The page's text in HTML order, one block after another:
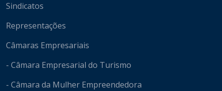
Sindicatos
Representações
Câmaras Empresariais
- Câmara Empresarial do Turismo
- Câmara da Mulher Empreendedora